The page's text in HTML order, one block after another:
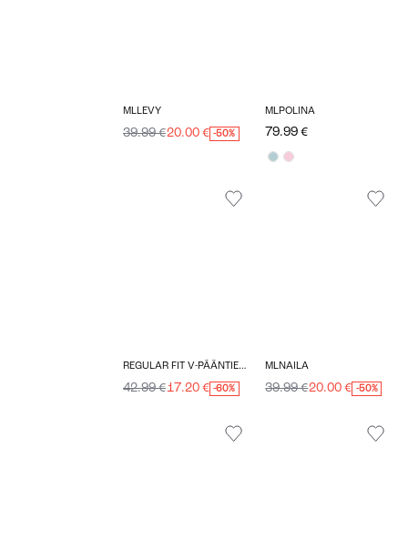
MLLEVY
39.99 €20.00 € -50%
MLPOLINA
79.99 €
REGULAR FIT V-PÄÄNTIE TOPIT
42.99 €17.20 € -60%
MLNAILA
39.99 €20.00 € -50%